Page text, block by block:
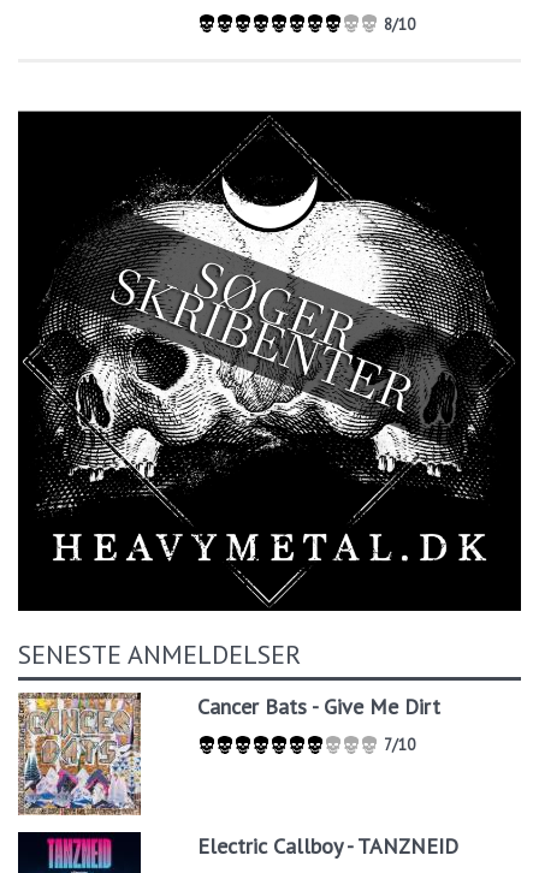
8/10
SENESTE ANMELDELSER
Cancer Bats - Give Me Dirt
7/10
Electric Callboy - TANZNEID